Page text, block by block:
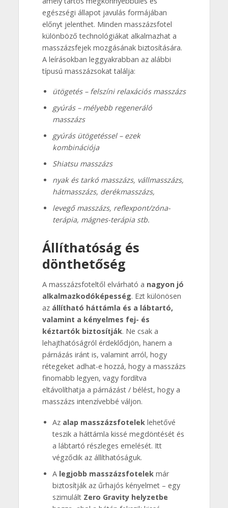
egészségi állapot javulás formájában
előnyt jelenthet. Minden masszázsfotel
különböző technológiákat alkalmazhat a
masszázsfejek mozgásának biztosítására.
A leírásokban leggyakrabban az alábbi
típusú masszázsokat találja:
ütögetés – felszíni relaxációs masszázs
gyúrás – mélyebb regeneráló
masszázs
gyúrás ütögetéssel – ezek
kombinációja
Shiatsu masszázs
nyak és tarkó masszázs, vállmasszázs,
hátmasszázs, derékmasszázs,
levegő masszázs, reflexpont/zóna-
terápia, mágnes-terápia stb.
Állíthatóság és
dönthetőség
A masszázsfoteltől elvárható a nagyon jó
alkalmazkodóképesség. Ezt különösen
az állítható háttámla és a lábtartó,
valamint a kényelmes fej- és
kéztartók biztosítják. Ne csak a
lehajthatóságról érdeklődjön, hanem a
párnázás iránt is, valamint arról, hogy
rétegeket adhat-e hozzá, hogy a masszázs
finomabb legyen, vagy fordítva
eltávolíthatja a párnázást / bélést, hogy a
masszázs intenzívebbé váljon.
Az alap masszázsfoteleklehetővé
teszik a háttámla kissé megdöntését és
a lábtartó részleges emelését. Itt
végződik az állíthatóságuk.
A legjobb masszázsfotelekmár
biztosítják az űrhajós kényelmet – egy
szimulált Zero Gravity helyzetbe